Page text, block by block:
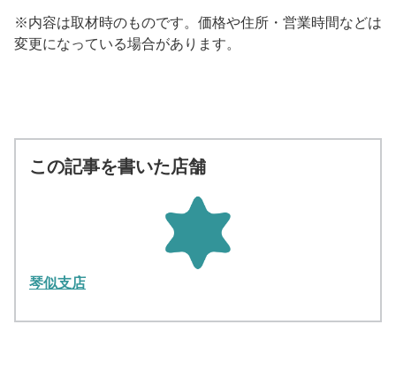
※内容は取材時のものです。価格や住所・営業時間などは
変更になっている場合があります。
この記事を書いた店舗
琴似支店